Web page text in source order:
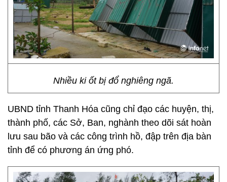
Nhiều ki ốt bị đổ nghiêng ngã.
UBND tỉnh Thanh Hóa cũng chỉ đạo các huyện, thị,
thành phố, các Sở, Ban, nghành theo dõi sát hoàn
lưu sau bão và các công trình hồ, đập trên địa bàn
tỉnh để có phương án ứng phó.